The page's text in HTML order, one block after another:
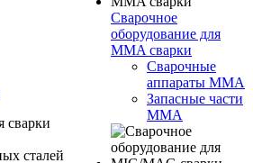
Сварочное
оборудование для
MMA сварки
Сварочные
аппараты MMA
Запасные части
MMA